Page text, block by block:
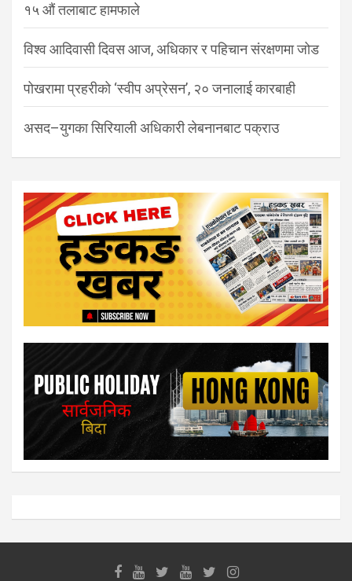
१५ औं तलाबाट हामफाले
विश्व आदिवासी दिवस आज, अधिकार र पहिचान संरक्षणमा जोड
पोखरामा प्रहरीको ‘स्वीप अप्रेसन’, २० जनालाई कारबाही
असद–युगका सिरियाली अधिकारी लेबनानबाट पक्राउ